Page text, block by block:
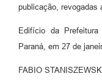
Planejamento Editorial
Telefones Úteis
publicação, revogadas
Edifício da
Paraná, em 27 de
FABIO